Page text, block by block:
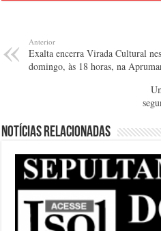
Anterior
Exalta encerra Virada Cultural
domingo, às 18 horas, na
Notícias relacionadas